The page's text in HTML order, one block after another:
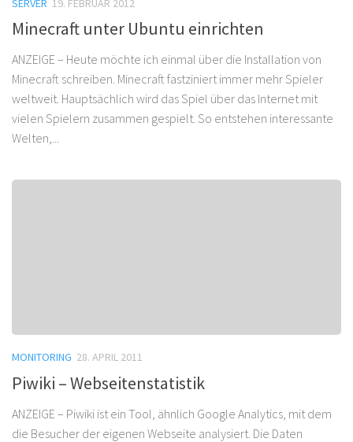
SERVER 19. FEBRUAR 2012
Minecraft unter Ubuntu einrichten
ANZEIGE – Heute möchte ich einmal über die Installation von
Minecraft schreiben. Minecraft fastziniert immer mehr Spieler
weltweit. Hauptsächlich wird das Spiel über das Internet mit
vielen Spielern zusammen gespielt. So entstehen interessante
Welten,...
MONITORING 28. APRIL 2011
Piwiki – Webseitenstatistik
ANZEIGE – Piwiki ist ein Tool, ähnlich Google Analytics, mit dem
die Besucher der eigenen Webseite analysiert. Die Daten